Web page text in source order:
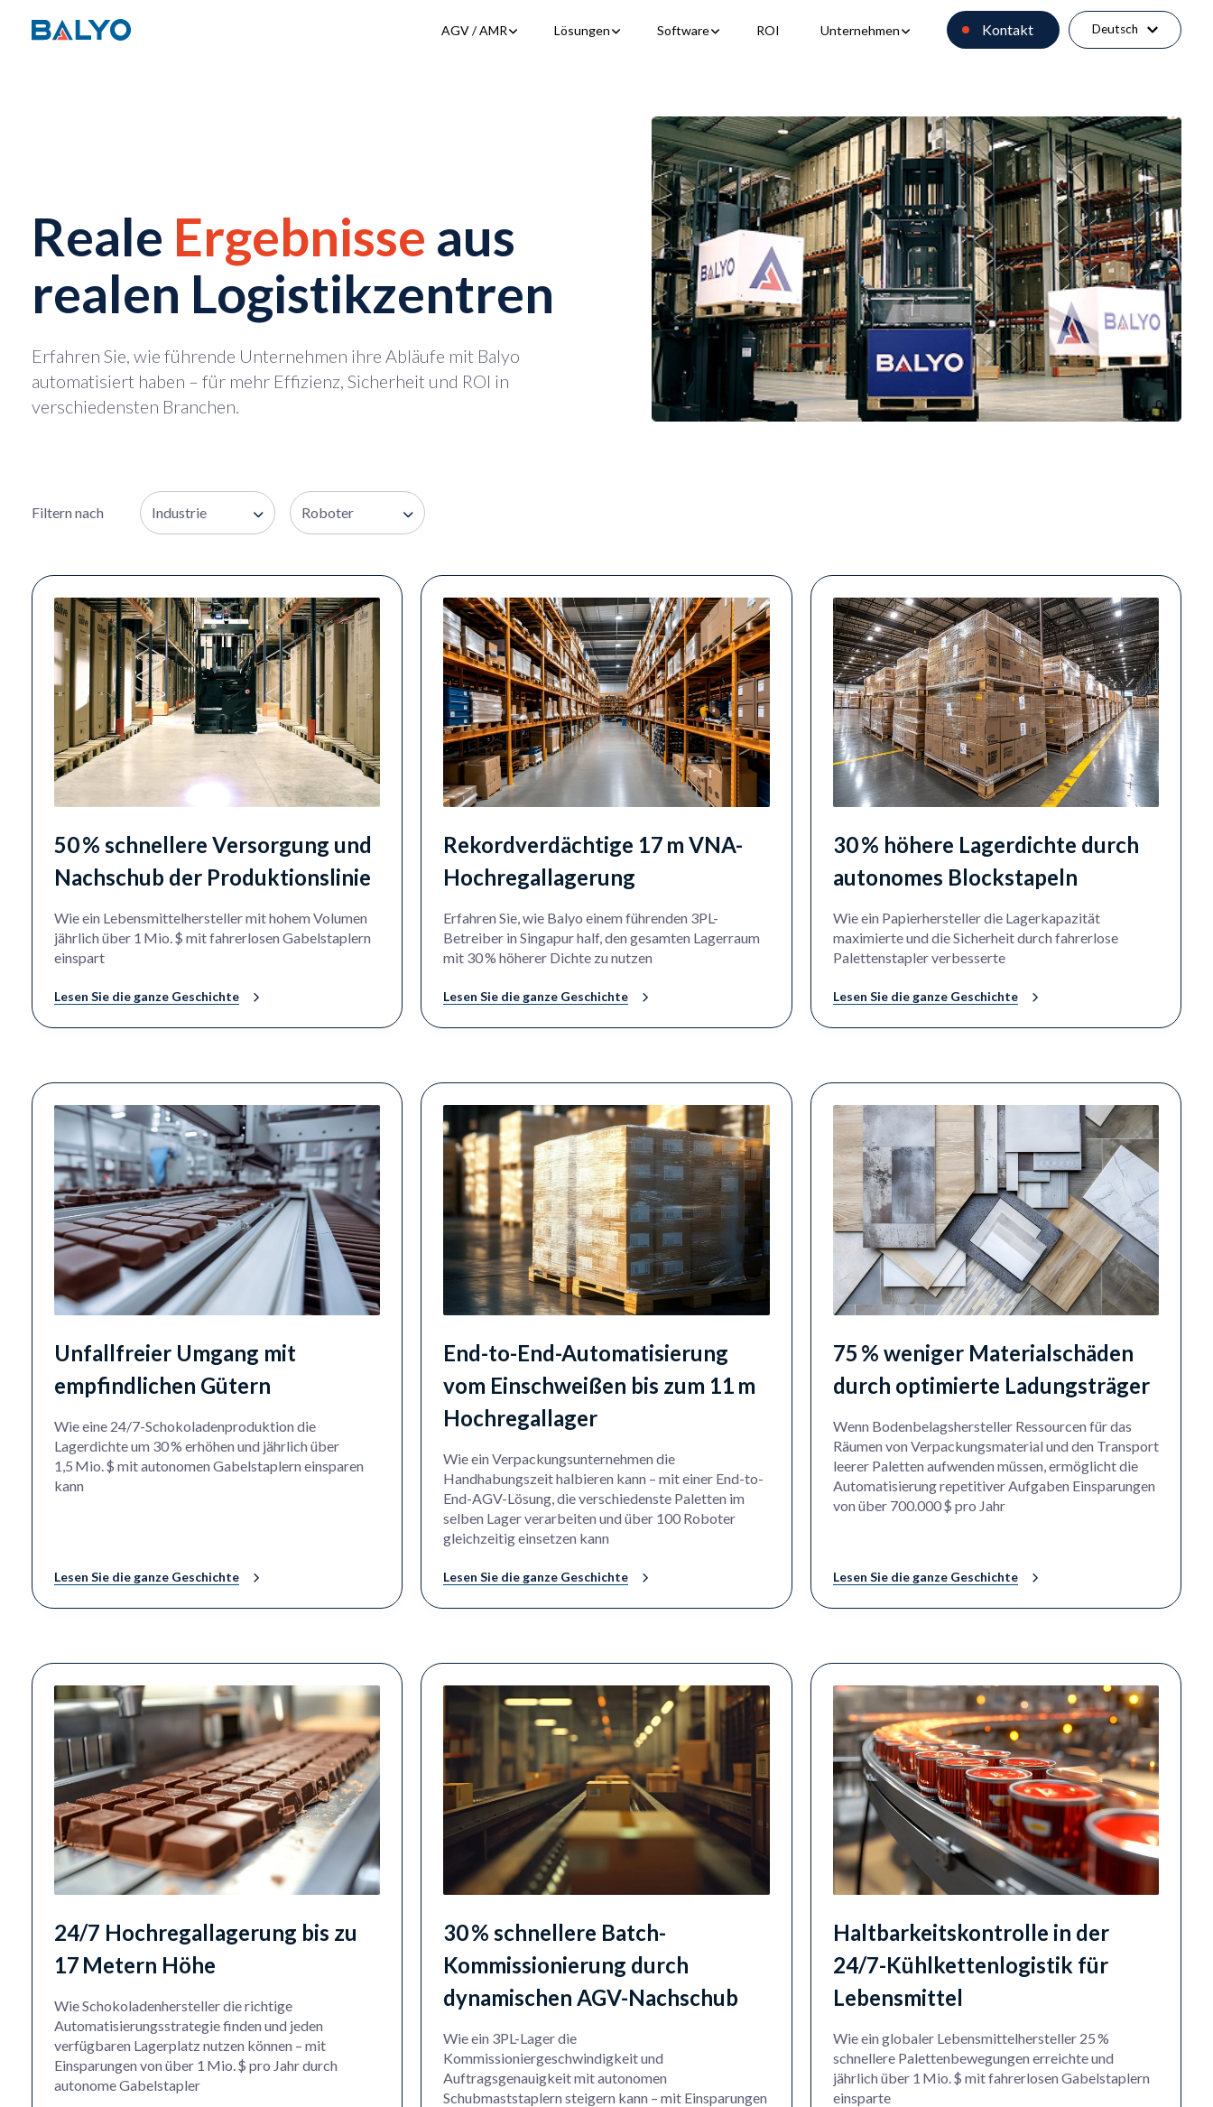
AGV / AMRShow submenu for AGV / AMR
LösungenShow submenu for Lösungen
SoftwareShow submenu for Software
ROI UnternehmenShow submenu for Unternehmen
Kontakt Deutsch
Reale Ergebnisse aus
realen Logistikzentren
Erfahren Sie, wie führende Unternehmen ihre Abläufe mit Balyo
automatisiert haben – für mehr Effizienz, Sicherheit und ROI in
verschiedensten Branchen.
Filtern nach Industrie Roboter
50 % schnellere Versorgung und
Nachschub der Produktionslinie
Wie ein Lebensmittelhersteller mit hohem Volumen
jährlich über 1 Mio. $ mit fahrerlosen Gabelstaplern
einspart
Lesen Sie die ganze Geschichte
Rekordverdächtige 17 m VNA-
Hochregallagerung
Erfahren Sie, wie Balyo einem führenden 3PL-
Betreiber in Singapur half, den gesamten Lagerraum
mit 30 % höherer Dichte zu nutzen
Lesen Sie die ganze Geschichte
30 % höhere Lagerdichte durch
autonomes Blockstapeln
Wie ein Papierhersteller die Lagerkapazität
maximierte und die Sicherheit durch fahrerlose
Palettenstapler verbesserte
Lesen Sie die ganze Geschichte
Unfallfreier Umgang mit
empfindlichen Gütern
Wie eine 24/7-Schokoladenproduktion die
Lagerdichte um 30 % erhöhen und jährlich über
1,5 Mio. $ mit autonomen Gabelstaplern einsparen
kann
Lesen Sie die ganze Geschichte
End-to-End-Automatisierung
vom Einschweißen bis zum 11 m
Hochregallager
Wie ein Verpackungsunternehmen die
Handhabungszeit halbieren kann – mit einer End-to-
End-AGV-Lösung, die verschiedenste Paletten im
selben Lager verarbeiten und über 100 Roboter
gleichzeitig einsetzen kann
Lesen Sie die ganze Geschichte
75 % weniger Materialschäden
durch optimierte Ladungsträger
Wenn Bodenbelagshersteller Ressourcen für das
Räumen von Verpackungsmaterial und den Transport
leerer Paletten aufwenden müssen, ermöglicht die
Automatisierung repetitiver Aufgaben Einsparungen
von über 700.000 $ pro Jahr
Lesen Sie die ganze Geschichte
24/7 Hochregallagerung bis zu
17 Metern Höhe
Wie Schokoladenhersteller die richtige
Automatisierungsstrategie finden und jeden
verfügbaren Lagerplatz nutzen können – mit
Einsparungen von über 1 Mio. $ pro Jahr durch
autonome Gabelstapler
30 % schnellere Batch-
Kommissionierung durch
dynamischen AGV-Nachschub
Wie ein 3PL-Lager die
Kommissioniergeschwindigkeit und
Auftragsgenauigkeit mit autonomen
Schubmaststaplern steigern kann – mit Einsparungen
Haltbarkeitskontrolle in der
24/7-Kühlkettenlogistik für
Lebensmittel
Wie ein globaler Lebensmittelhersteller 25 %
schnellere Palettenbewegungen erreichte und
jährlich über 1 Mio. $ mit fahrerlosen Gabelstaplern
einsparte